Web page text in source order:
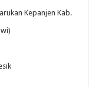
Kepanjen Kab.